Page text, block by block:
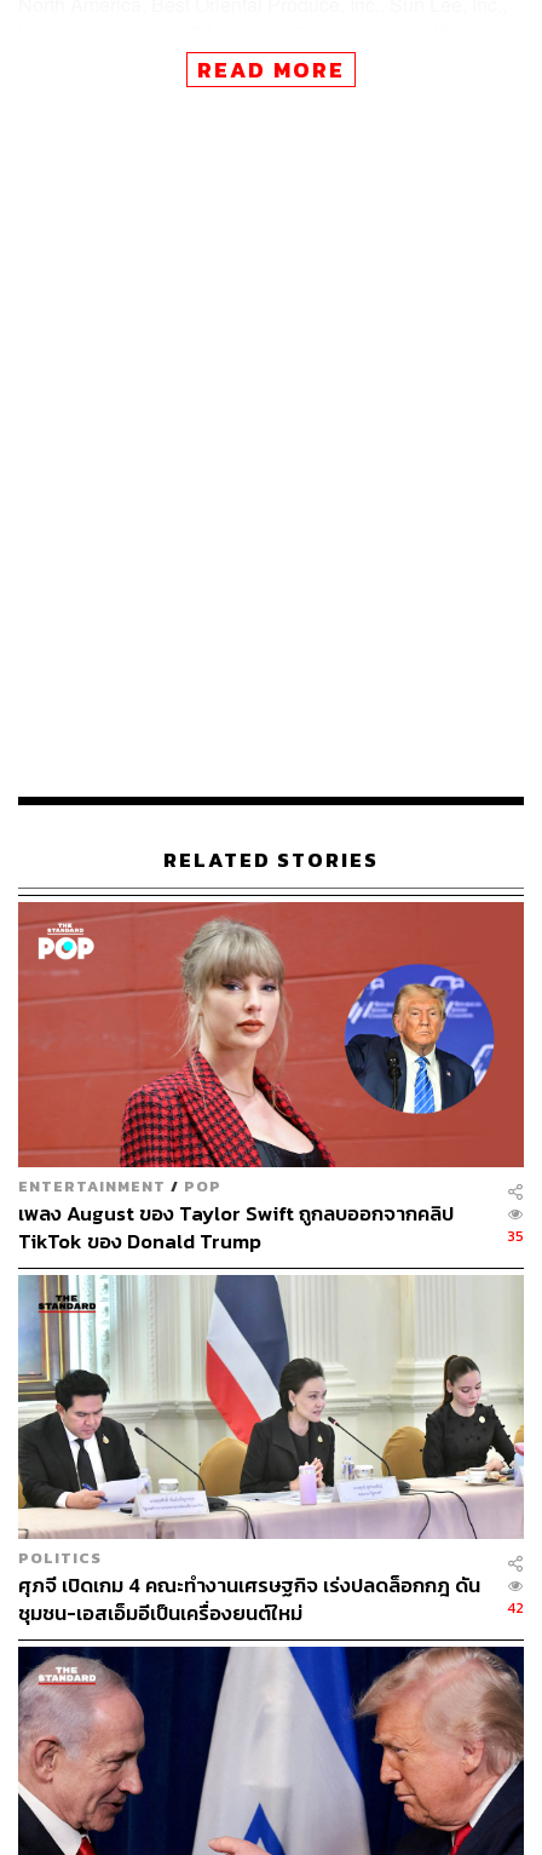
และ AS World USA LLC ซึ่งต่างแลกเปลี่ยนประสบการณ์ ข้อ
จำกัด และความท้าทายด้านธุรกิจ รวมถึงผลกระทบจาก
ระหว่างนายกรัฐมนตรีไทยและประธานาธิบดีโดนัลด์ ทรัมป์
ว่า รัฐบาลไทยพร้อมขับเคลื่อนให้การเจรจาการค้ากับสหรัฐฯ
สำเร็จตามกรอบเวลา โดยรัฐบาลให้ความสำคัญทั้งด้านการ
รักษาอธิปไตยและความมั่นคงของชาติควบคู่ไปกับการส่ง
เสริมผลประโยชน์ทางเศรษฐกิจของไทย
ขณะนี้ทุกหน่วยงานที่เกี่ยวข้องยังเดินหน้าประสานงานอย่าง
ใกล้ชิด เพื่อเตรียมพร้อมสำหรับการเร่งรัดสรุปผลการเจรจา
เมื่อทั้งสองฝ่ายพร้อมเริ่มกระบวนการอย่างเป็นทางการ รวม
ถึงการนำข้อเสนอของภาคเอกชนไปใช้ประกอบนโยบายเพื่อ
สนับสนุนภาคธุรกิจไทยให้เข้มแข็งในตลาดสหรัฐฯ พร้อมเน้น
ย้ำความจำเป็นในการป้องกันปัญหาการสวมสิทธิถิ่นกำเนิด
สินค้า และการส่งเสริมให้ผู้ประกอบการใช้ Local Content
มากขึ้น
ศุภจี ระบุว่า ไทยต้องผสานนวัตกรรมและยกระดับ
อุตสาหกรรมอาหาร ใช้ข้อได้เปรียบ ด้านการเป็นผู้ผลิตสินค้า
เกษตรสู่การเป็น “Food Security Hub” ขายความมั่นคงทาง
อาหาร ไม่ใช่เพียงขายวัตถุดิบ เพื่อเพิ่มขีดความสามารถ
แข่งขันของสินค้าไทยในตลาดโลกอย่างยั่งยืน
ทั้งนี้ เมื่อวันที่ 14 พฤศจิกายน 2568 ที่ผ่านมา ศุภจีได้ประชุม
ร่วมภาครัฐ–เอกชน 11 หน่วยงาน เพื่อรับฟังความคืบหน้า
เกี่ยวกับมาตรการปกป้องและตอบโต้ทางการค้าที่ไม่เป็น
ธรรม รวมถึงโครงการเพิ่ม Local Content ไทยสู่ตลาด
สหรัฐฯ (RVC-UP) โดยเน้น 3 ประเด็นสำคัญ ได้แก่
1. การแก้ปัญหาสินค้าราคาถูก ด้อยคุณภาพ และผิดกฎหมาย
ที่กระทบมาตรฐานและความปลอดภัย
2. การนำเข้าสินค้าที่แข่งขันอย่างไม่เป็นธรรมสร้างผลกระ
ทบต่อผู้ผลิตไทย โดยเฉพาะสินค้าอุตสาหกรรม
3. การสวมสิทธิถิ่นกำเนิดสินค้า (Transshipment) ซึ่งกระทบ
ศักยภาพและสิทธิประโยชน์ของผู้ประกอบการไทย
READ MORE
RELATED STORIES
ENTERTAINMENT / POP
เพลง August ของ Taylor Swift ถูกลบออกจากคลิป
TikTok ของ Donald Trump
35
POLITICS
ศุภจี เปิดเกม 4 คณะทำงานเศรษฐกิจ เร่งปลดล็อกกฎ ดัน
ชุมชน-เอสเอ็มอีเป็นเครื่องยนต์ใหม่
42